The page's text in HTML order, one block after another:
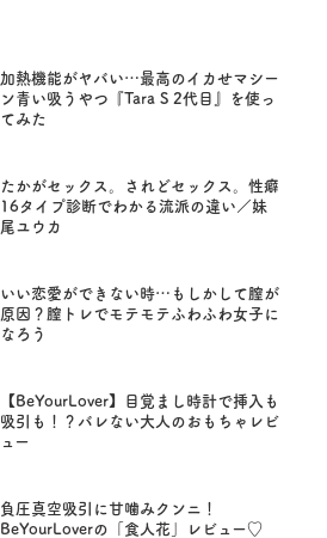
加熱機能がヤバい…最高のイカせマシー
ン青い吸うやつ『Tara S 2代目』を使っ
てみた
たかがセックス。されどセックス。性癖
16タイプ診断でわかる流派の違い／妹
尾ユウカ
いい恋愛ができない時…もしかして膣が
原因？膣トレでモテモテふわふわ女子に
なろう
【BeYourLover】目覚まし時計で挿入も
吸引も！？バレない大人のおもちゃレビ
ュー
負圧真空吸引に甘噛みクンニ！
BeYourLoverの「食人花」レビュー♡